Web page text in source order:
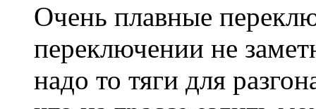
Очень плавные
переключении не
надо то тяги для